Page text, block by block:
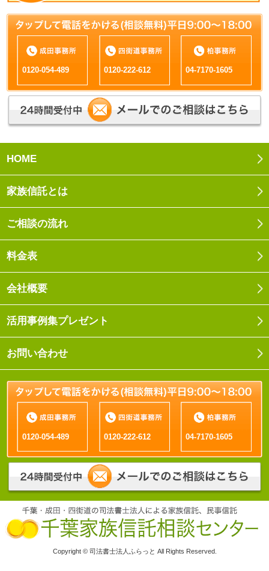
0120-054-489 0120-222-612 04-7170-1605
HOME
家族信託とは
ご相談の流れ
料金表
会社概要
活用事例集プレゼント
お問い合わせ
0120-054-489 0120-222-612 04-7170-1605
Copyright © 司法書士法人ふらっと All Rights Reserved.